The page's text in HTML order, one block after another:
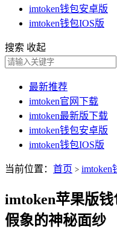
imtoken钱包安卓版
imtoken钱包IOS版
搜索 收起
最新推荐
imtoken官网下载
imtoken最新版下载
imtoken钱包安卓版
imtoken钱包IOS版
当前位置： 首页 > imtoken
imtoken苹果版
假象的神秘面纱